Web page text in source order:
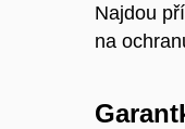
Najdou
na